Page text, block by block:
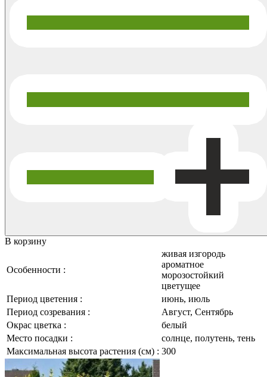
В корзину
Особенности :
живая изгородь
ароматное
морозостойкий
цветущее
Период цветения :
июнь, июль
Период созревания :
Август, Сентябрь
Окрас цветка :
белый
Место посадки :
солнце, полутень, тень
Максимальная высота растения (см) : 300